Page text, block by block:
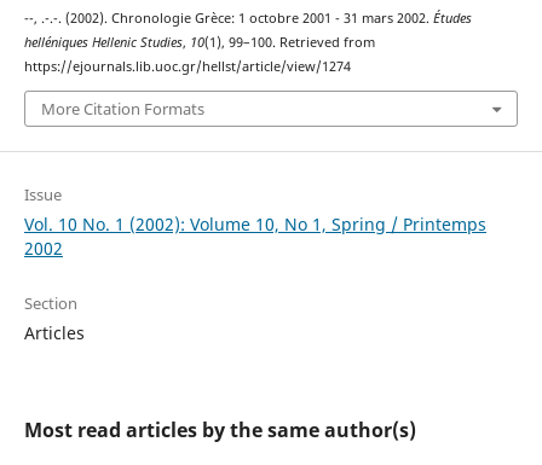
--, .-.-. (2002). Chronologie Grèce: 1 octobre 2001 - 31 mars 2002. Études
helléniques Hellenic Studies, 10(1), 99–100. Retrieved from
https://ejournals.lib.uoc.gr/hellst/article/view/1274
More Citation Formats
Issue
Vol. 10 No. 1 (2002): Volume 10, No 1, Spring / Printemps
2002
Section
Articles
Most read articles by the same author(s)